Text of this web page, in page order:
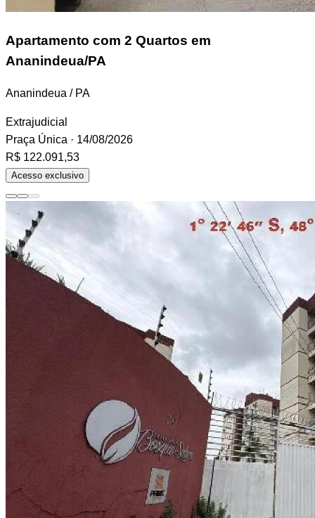
Apartamento com 2 Quartos em
Ananindeua/PA
Ananindeua / PA
Extrajudicial
Praça Única · 14/08/2026
R$ 122.091,53
Acesso exclusivo